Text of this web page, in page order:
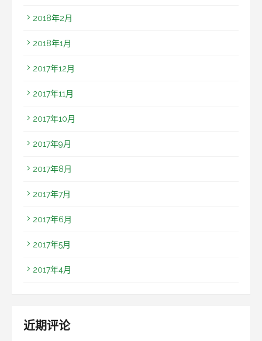
2018年2月
2018年1月
2017年12月
2017年11月
2017年10月
2017年9月
2017年8月
2017年7月
2017年6月
2017年5月
2017年4月
近期评论